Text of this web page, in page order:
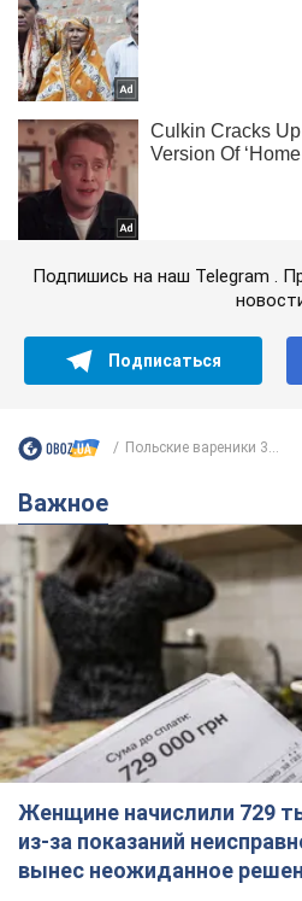
Подпишись на наш Telegram .
Подписаться
Польские вареники 3...
Важное
Женщине начислили 729
из-за показаний
вынес неожиданное